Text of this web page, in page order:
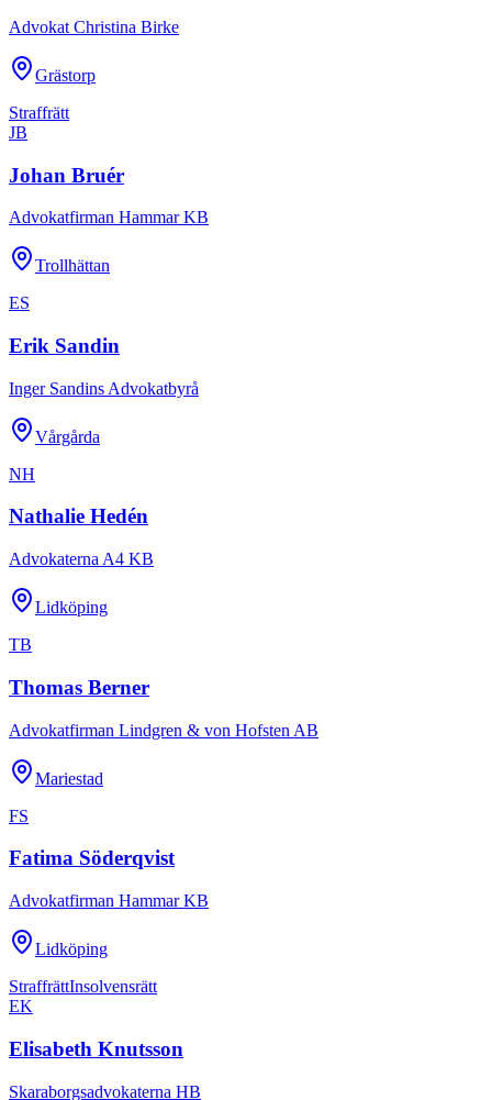
Advokat Christina Birke
Grästorp
Straffrätt
JB
Johan Bruér
Advokatfirman Hammar KB
Trollhättan
ES
Erik Sandin
Inger Sandins Advokatbyrå
Vårgårda
NH
Nathalie Hedén
Advokaterna A4 KB
Lidköping
TB
Thomas Berner
Advokatfirman Lindgren & von Hofsten AB
Mariestad
FS
Fatima Söderqvist
Advokatfirman Hammar KB
Lidköping
StraffrättInsolvensrätt
EK
Elisabeth Knutsson
Skaraborgsadvokaterna HB